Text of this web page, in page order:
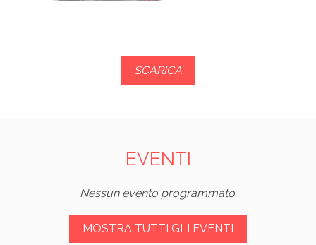
SCARICA
EVENTI
Nessun evento programmato.
MOSTRA TUTTI GLI EVENTI